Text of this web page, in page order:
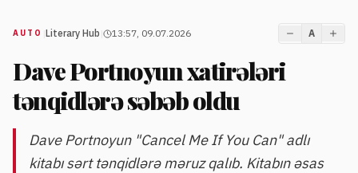
AUTO Literary Hub 13:57, 09.07.2026 A
Dave Portnoyun xatirələri
tənqidlərə səbəb oldu
Dave Portnoyun "Cancel Me If You Can" adlı
kitabı sərt tənqidlərə məruz qalıb. Kitabın əsas